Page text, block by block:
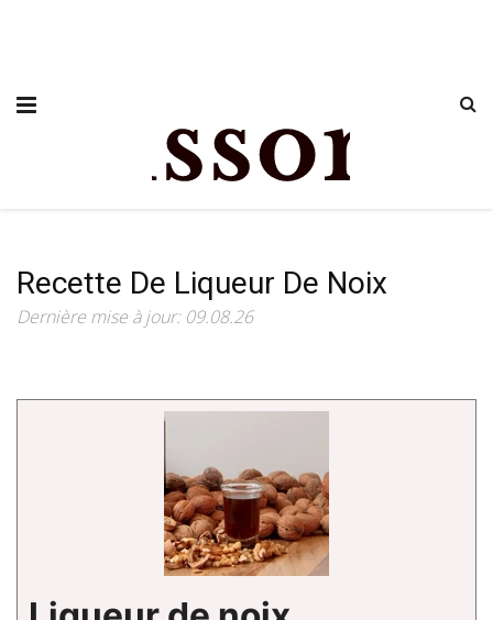
Recette De Liqueur De Noix
Dernière mise à jour: 09.08.26